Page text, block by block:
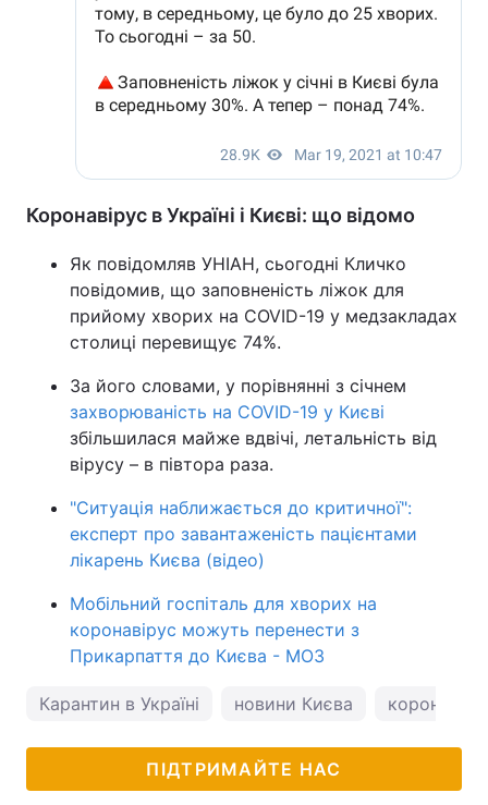
Коронавірус в Україні і Києві: що відомо
Як повідомляв УНІАН, сьогодні Кличко
повідомив, що заповненість ліжок для
прийому хворих на COVID-19 у медзакладах
столиці перевищує 74%.
За його словами, у порівнянні з січнем
захворюваність на COVID-19 у Києві
збільшилася майже вдвічі, летальність від
вірусу – в півтора раза.
"Ситуація наближається до критичної":
експерт про завантаженість пацієнтами
лікарень Києва (відео)
Мобільний госпіталь для хворих на
коронавірус можуть перенести з
Прикарпаття до Києва - МОЗ
Карантин в Україні новини Києва
ПІДТРИМАЙТЕ НАС